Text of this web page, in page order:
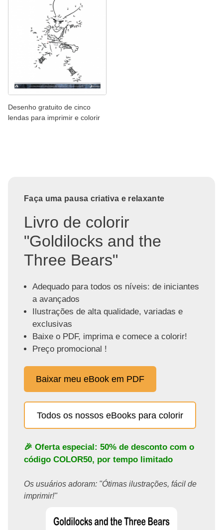
Desenho gratuito de cinco
lendas para imprimir e colorir
Faça uma pausa criativa e relaxante
Livro de colorir
"Goldilocks and the
Three Bears"
Adequado para todos os níveis: de iniciantes
a avançados
Ilustrações de alta qualidade, variadas e
exclusivas
Baixe o PDF, imprima e comece a colorir!
Preço promocional !
Baixar meu eBook em PDF
Todos os nossos eBooks para colorir
🎉 Oferta especial: 50% de desconto com o
código COLOR50, por tempo limitado
Os usuários adoram: "Ótimas ilustrações, fácil de
imprimir!"